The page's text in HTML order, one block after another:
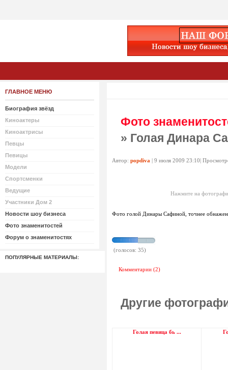
ГЛАВНОЕ МЕНЮ
Биография звёзд
Киноактеры
Киноактрисы
Певцы
Певицы
Модели
Спортсменки
Ведущие
Участники Дом 2
Новости шоу бизнеса
Фото знаменитостей
Форум о знаменитостях
ПОПУЛЯРНЫЕ МАТЕРИАЛЫ:
Фото
» Голая Динара
Автор: popdiva | 9 июля 2009 23:10|
Нажмите на
Фото голой Динары Сафиной, точнее
(голосов: 35)
Комментарии (2)
Другие
Голая певица бь ...